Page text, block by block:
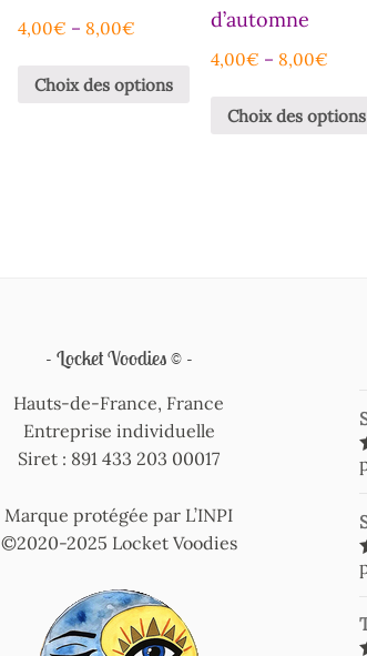
4,00€ – 8,00€
Choix des options
d’automne
4,00€ – 8,00€
Choix des options
Locket Voodies ©
Hauts-de-France, France
Entreprise individuelle
Siret : 891 433 203 00017
Marque protégée par L’INPI
©2020-2025 Locket Voodies